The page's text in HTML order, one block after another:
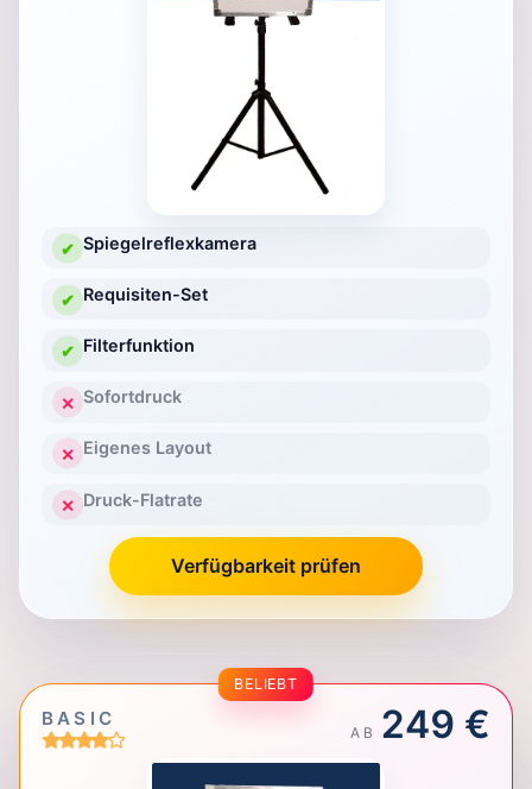
✔ Spiegelreflexkamera
✔ Requisiten-Set
✔ Filterfunktion
✕ Sofortdruck
✕ Eigenes Layout
✕ Druck-Flatrate
Verfügbarkeit prüfen
BELIEBT
BASIC
AB 249 €